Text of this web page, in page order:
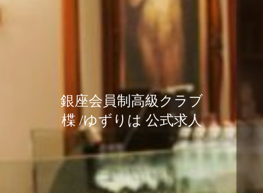
銀座会員制高級クラブ
楪 /ゆずりは 公式求人
銀座会員制高級クラブ
楪 /ゆずりは 公式求人
銀座会員制高級クラブ
楪 /ゆずりは 公式求人